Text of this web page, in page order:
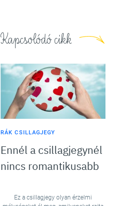
Kapcsolódó cikk
RÁK CSILLAGJEGY
Ennél a csillagjegynél
nincs romantikusabb
Ez a csillagjegy olyan érzelmi